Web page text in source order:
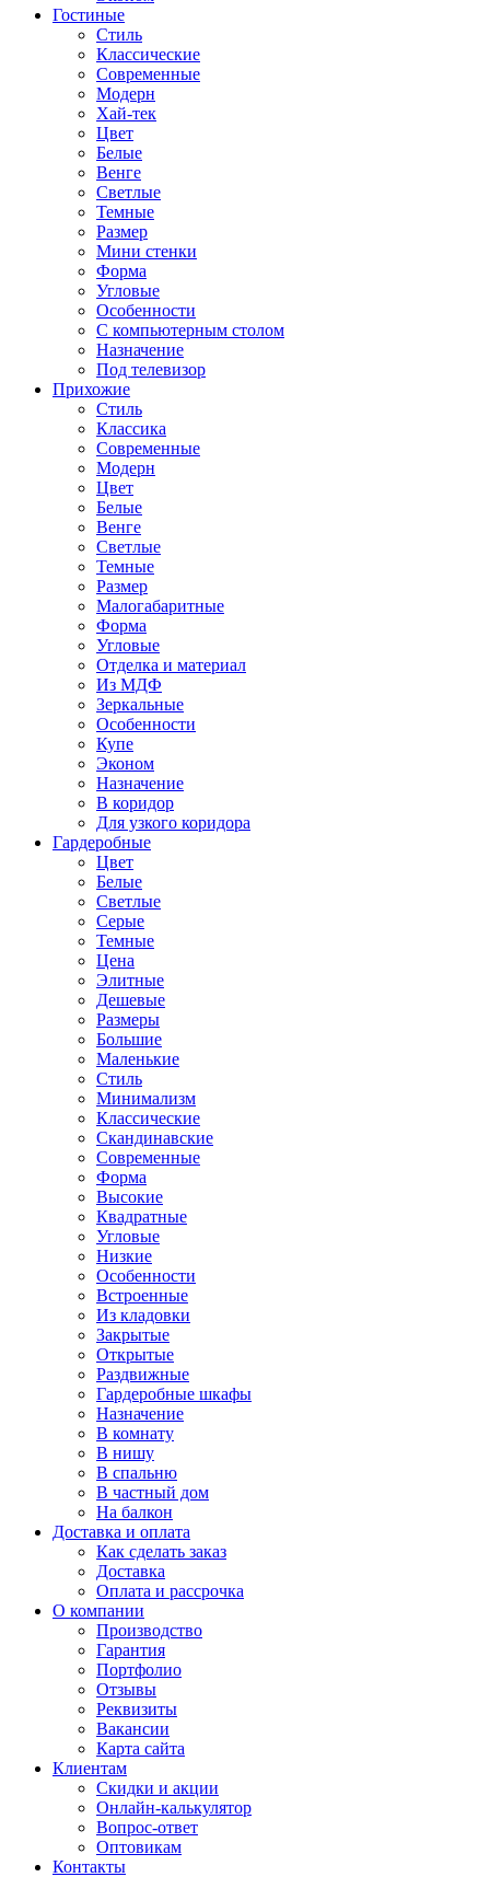
Гостиные
Стиль
Классические
Современные
Модерн
Хай-тек
Цвет
Белые
Венге
Светлые
Темные
Размер
Мини стенки
Форма
Угловые
Особенности
С компьютерным столом
Назначение
Под телевизор
Прихожие
Стиль
Классика
Современные
Модерн
Цвет
Белые
Венге
Светлые
Темные
Размер
Малогабаритные
Форма
Угловые
Отделка и материал
Из МДФ
Зеркальные
Особенности
Купе
Эконом
Назначение
В коридор
Для узкого коридора
Гардеробные
Цвет
Белые
Светлые
Серые
Темные
Цена
Элитные
Дешевые
Размеры
Большие
Маленькие
Стиль
Минимализм
Классические
Скандинавские
Современные
Форма
Высокие
Квадратные
Угловые
Низкие
Особенности
Встроенные
Из кладовки
Закрытые
Открытые
Раздвижные
Гардеробные шкафы
Назначение
В комнату
В нишу
В спальню
В частный дом
На балкон
Доставка и оплата
Как сделать заказ
Доставка
Оплата и рассрочка
О компании
Производство
Гарантия
Портфолио
Отзывы
Реквизиты
Вакансии
Карта сайта
Клиентам
Скидки и акции
Онлайн-калькулятор
Вопрос-ответ
Оптовикам
Контакты